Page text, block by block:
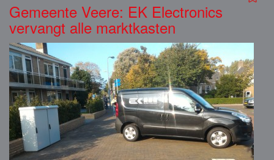
Gemeente Veere: EK Electronics
vervangt alle marktkasten